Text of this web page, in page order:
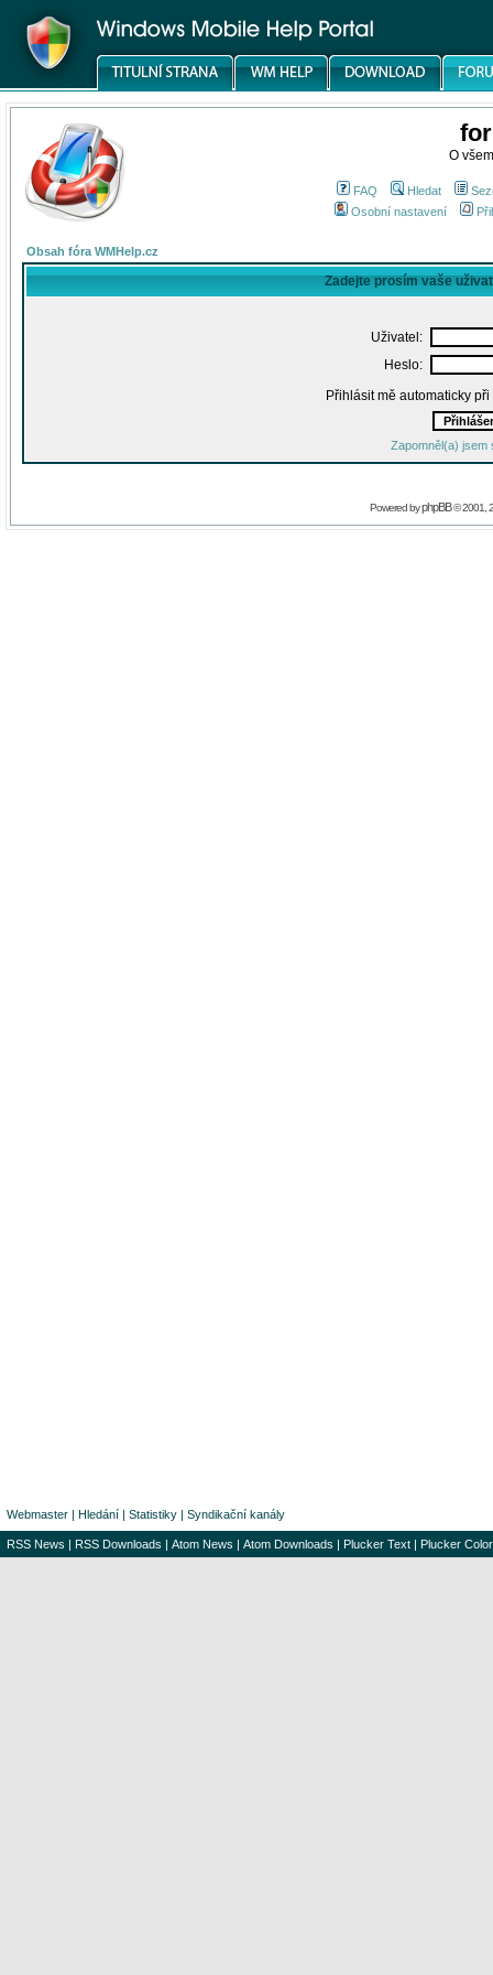
O
FAQ Hledat
Osobní nastavení
Obsah fóra WMHelp.cz
Zadejte prosím vaše
Uživatel:
Heslo:
Přihlásit mě automaticky
Zapomněl(a) jsem
Powered byphpBB© 2001,
Webmaster | Hledání | Statistiky | Syndikační kanály
RSS News | RSS Downloads | Atom News | Atom Downloads | Plucker Text | Plucker Color